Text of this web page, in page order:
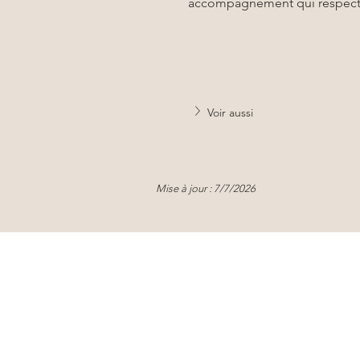
Voir aussi
Mise à jour : 7/7/2026